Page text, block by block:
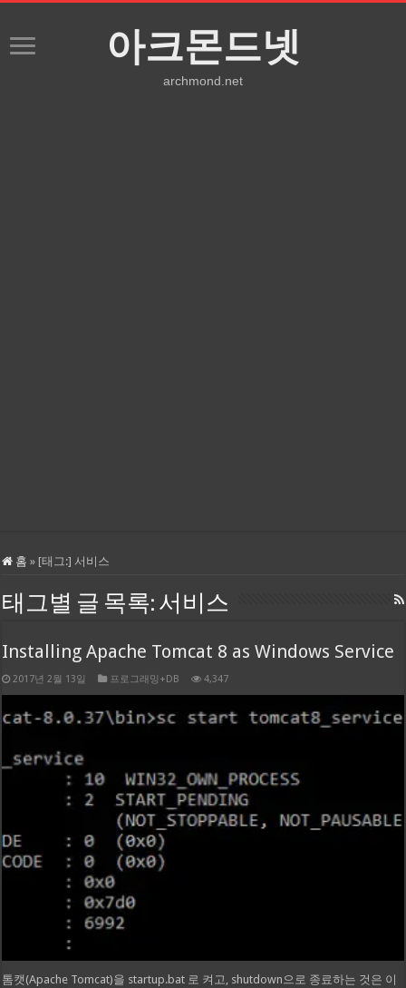
아크몬드넷
archmond.net
홈 » [태그:] 서비스
태그별 글 목록: 서비스
Installing Apache Tomcat 8 as Windows Service
2017년 2월 13일 프로그래밍+DB 4,347
톰캣(Apache Tomcat)을 startup.bat 로 켜고, shutdown으로 종료하는 것은 이